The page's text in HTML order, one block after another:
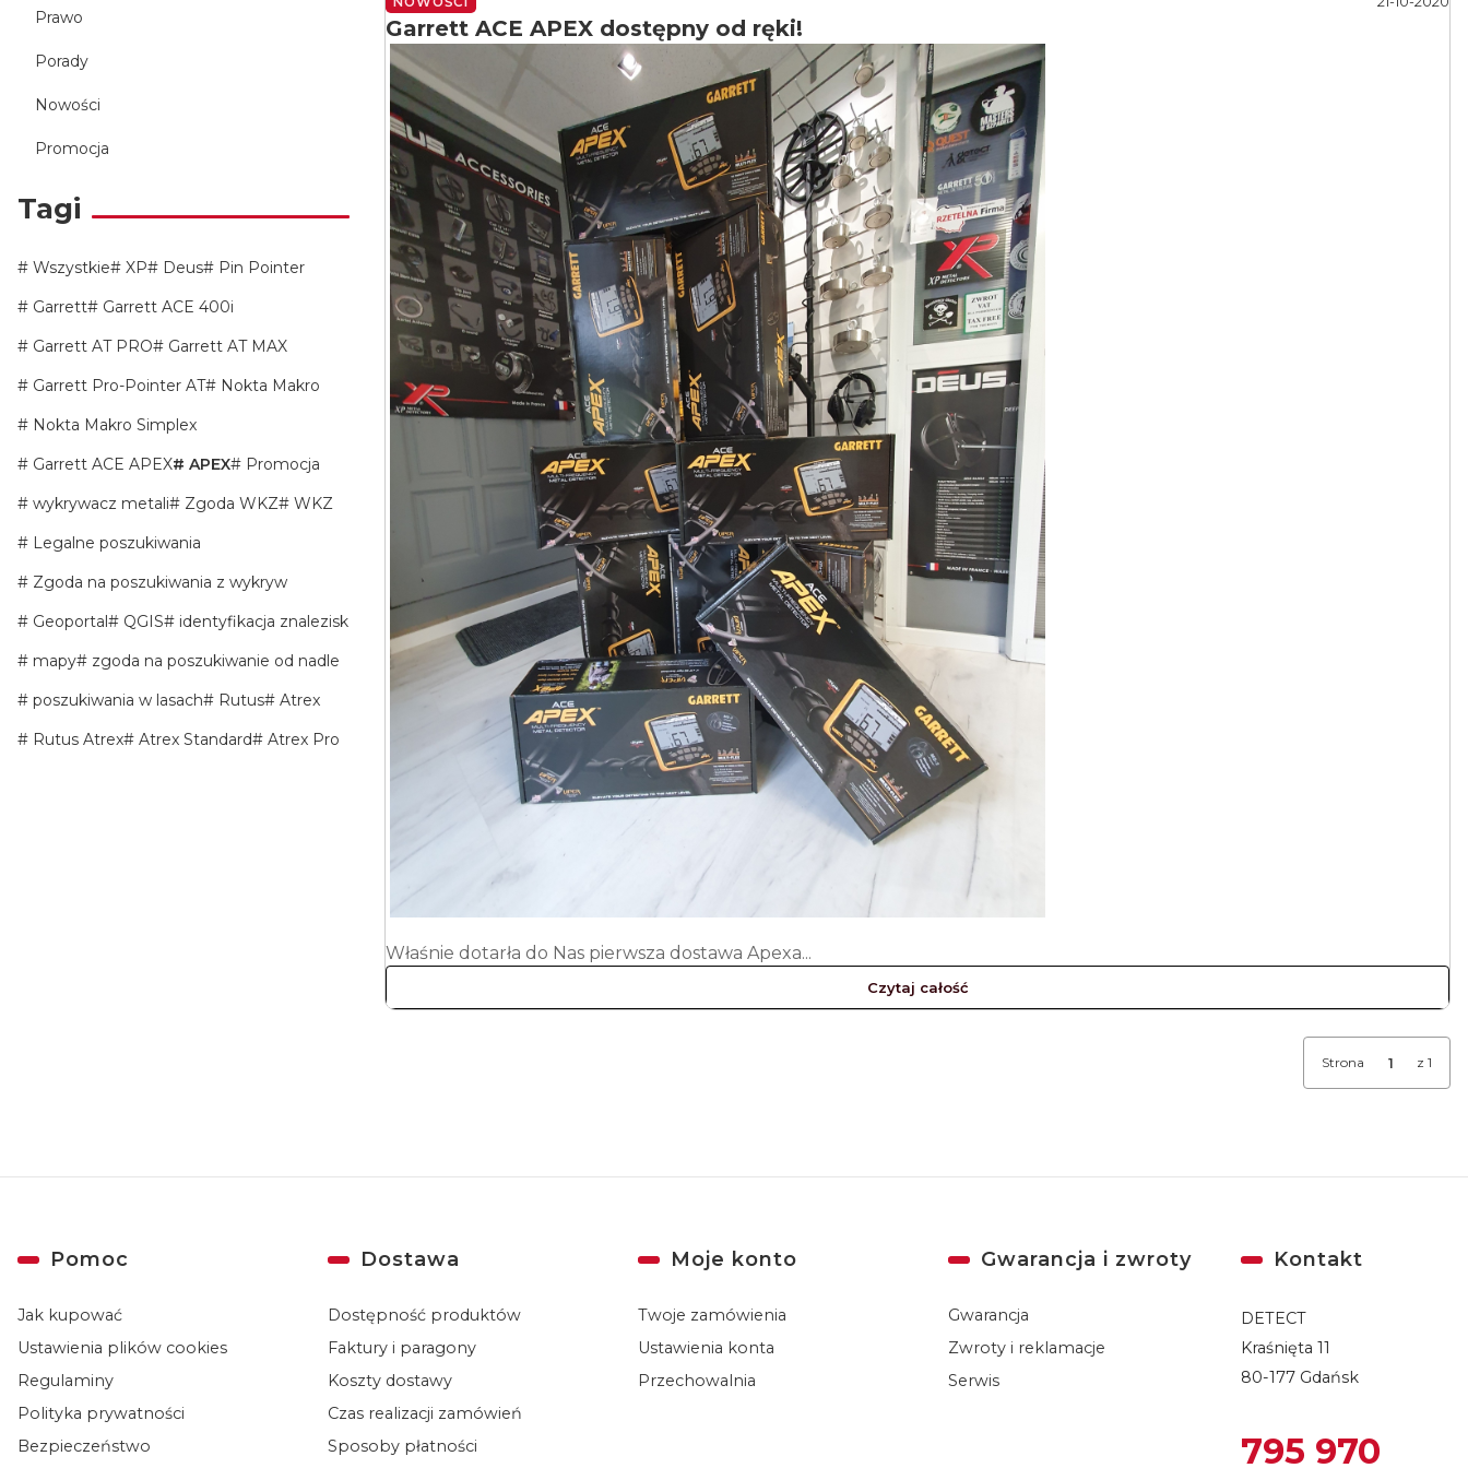
Prawo
Porady
Nowości
Promocja
Tagi
Wszystkie XP Deus
Pin Pointer
Garrett
Garrett ACE 400i
Garrett AT PRO
Garrett AT MAX
Garrett Pro-Pointer AT
Nokta Makro
Nokta Makro Simplex
Garrett ACE APEX
APEX
Promocja
wykrywacz metali
Zgoda WKZ
WKZ
Legalne poszukiwania
Zgoda na poszukiwania z wykryw
Geoportal
QGIS
identyfikacja znalezisk
mapy
zgoda na poszukiwanie od nadle
poszukiwania w lasach
Rutus
Atrex
Rutus Atrex
Atrex Standard Atrex Pro
Garrett ACE APEX dostępny od ręki!
Właśnie dotarła do Nas pierwsza dostawa Apexa...
Czytaj całość
Strona z 1
Linki w stopce
Pomoc
Jak kupować
Ustawienia plików cookies
Regulaminy
Polityka prywatności
Bezpieczeństwo
Dostawa
Dostępność produktów
Faktury i paragony
Koszty dostawy
Czas realizacji zamówień
Sposoby płatności
Moje konto
Twoje zamówienia
Ustawienia konta
Przechowalnia
Gwarancja i zwroty
Gwarancja
Zwroty i reklamacje
Serwis
Kontakt
DETECT
Kraśnięta 11
80-177 Gdańsk
795 970